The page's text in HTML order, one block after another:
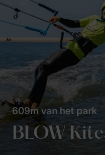
BLOW
609m van het park